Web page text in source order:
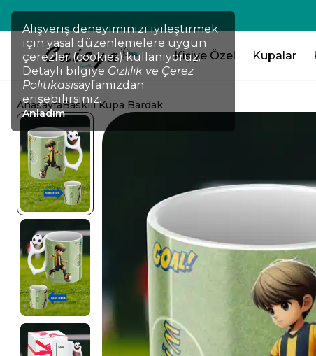
Alışveriş deneyiminizi iyileştirmek
için yasal düzenlemelere uygun
çerezler (cookies) kullanıyoruz.
Detaylı bilgiye Gizlilik ve Çerez
Politikasısayfamızdan
erişebilirsiniz.
Anladım
💸TÜM ÜRÜNLERDE !!! 2
Kişiye Özel Kupalar
AnasayfaBaskılı Kupa Bardak